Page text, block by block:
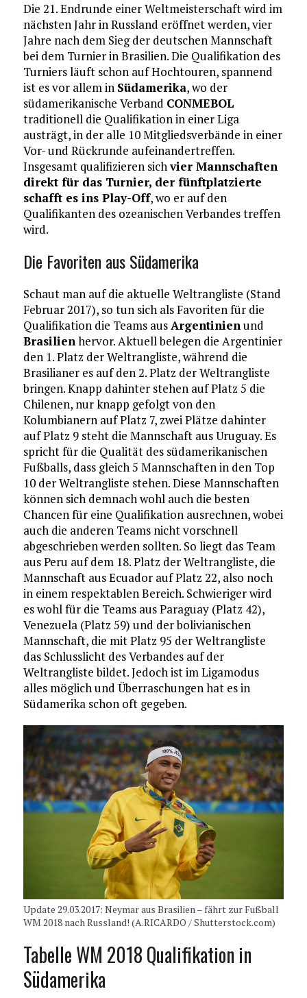
Die 21. Endrunde einer Weltmeisterschaft wird im
nächsten Jahr in Russland eröffnet werden, vier
Jahre nach dem Sieg der deutschen Mannschaft
bei dem Turnier in Brasilien. Die Qualifikation des
Turniers läuft schon auf Hochtouren, spannend
ist es vor allem in Südamerika, wo der
südamerikanische Verband CONMEBOL
traditionell die Qualifikation in einer Liga
austrägt, in der alle 10 Mitgliedsverbände in einer
Vor- und Rückrunde aufeinandertreffen.
Insgesamt qualifizieren sichvier Mannschaften
direkt für das Turnier, der fünftplatzierte
schafft es ins Play-Off, wo er auf den
Qualifikanten des ozeanischen Verbandes treffen
wird.
Die Favoriten aus Südamerika
Schaut man auf die aktuelle Weltrangliste (Stand
Februar 2017), so tun sich als Favoriten für die
Qualifikation die Teams ausArgentinienund
Brasilienhervor. Aktuell belegen die Argentinier
den 1. Platz der Weltrangliste, während die
Brasilianer es auf den 2. Platz der Weltrangliste
bringen. Knapp dahinter stehen auf Platz 5 die
Chilenen, nur knapp gefolgt von den
Kolumbianern auf Platz 7, zwei Plätze dahinter
auf Platz 9 steht die Mannschaft aus Uruguay. Es
spricht für die Qualität des südamerikanischen
Fußballs, dass gleich 5 Mannschaften in den Top
10 der Weltrangliste stehen. Diese Mannschaften
können sich demnach wohl auch die besten
Chancen für eine Qualifikation ausrechnen, wobei
auch die anderen Teams nicht vorschnell
abgeschrieben werden sollten. So liegt das Team
aus Peru auf dem 18. Platz der Weltrangliste, die
Mannschaft aus Ecuador auf Platz 22, also noch
in einem respektablen Bereich. Schwieriger wird
es wohl für die Teams aus Paraguay (Platz 42),
Venezuela (Platz 59) und der bolivianischen
Mannschaft, die mit Platz 95 der Weltrangliste
das Schlusslicht des Verbandes auf der
Weltrangliste bildet. Jedoch ist im Ligamodus
alles möglich und Überraschungen hat es in
Südamerika schon oft gegeben.
Update 29.03.2017: Neymar aus Brasilien – fährt zur Fußball
WM 2018 nach Russland! (A.RICARDO / Shutterstock.com)
Tabelle WM 2018 Qualifikation in
Südamerika